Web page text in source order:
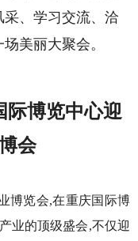
、学习交流、洽
美丽大聚会。
际博览中心迎
会
博览会,在重庆国际博
业的顶级盛会,不仅迎